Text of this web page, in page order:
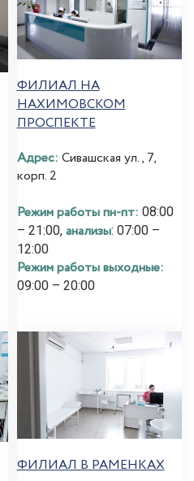
ФИЛИАЛ НА
НАХИМОВСКОМ
ПРОСПЕКТЕ
Адрес: Сивашская ул., 7,
корп. 2
Режим работы пн-пт: 08:00
– 21:00, анализы: 07:00 –
12:00
Режим работы выходные:
09:00 – 20:00
ФИЛИАЛ В РАМЕНКАХ